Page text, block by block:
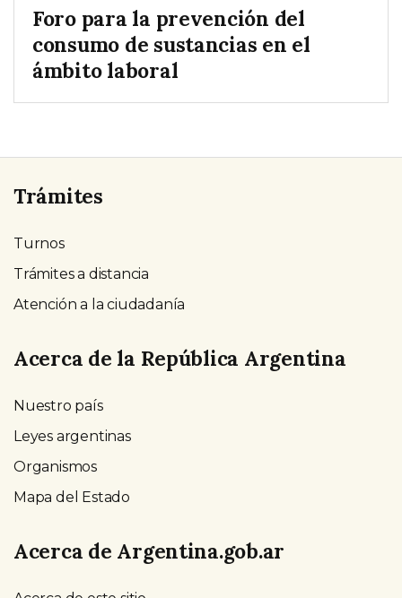
Foro para la prevención del
consumo de sustancias en el
ámbito laboral
Trámites
Turnos
Trámites a distancia
Atención a la ciudadanía
Acerca de la República Argentina
Nuestro país
Leyes argentinas
Organismos
Mapa del Estado
Acerca de Argentina.gob.ar